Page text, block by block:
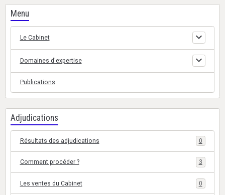
Menu
Le Cabinet
Domaines d'expertise
Publications
Adjudications
Résultats des adjudications 0
Comment procéder ? 3
Les ventes du Cabinet 0